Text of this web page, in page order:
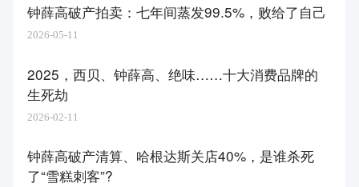
钟薛高破产拍卖：七年间蒸发99.5%，败给了自己
2026-05-11
2025，西贝、钟薛高、绝味……十大消费品牌的
生死劫
2026-02-11
钟薛高破产清算、哈根达斯关店40%，是谁杀死
了“雪糕刺客”?